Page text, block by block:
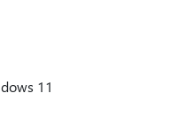
11